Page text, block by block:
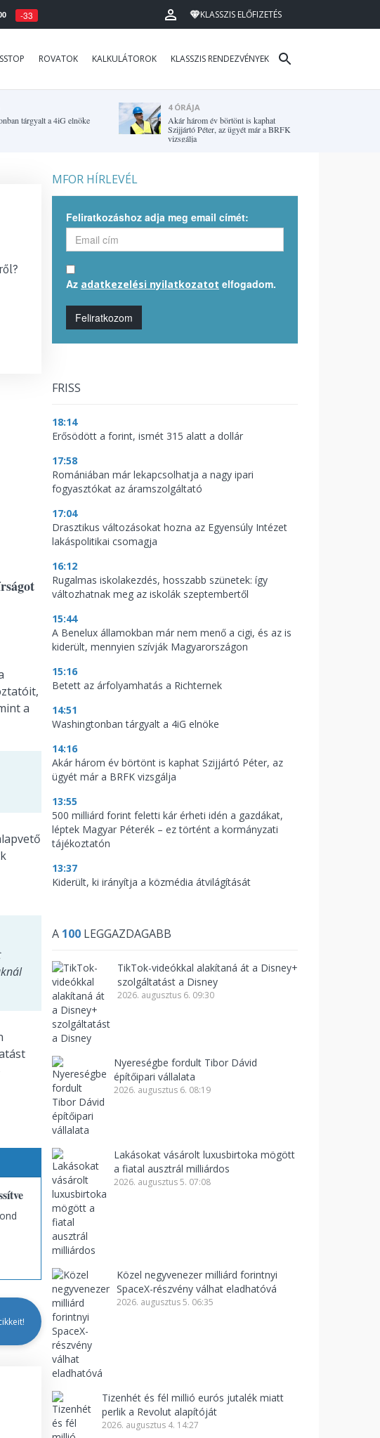
-33 KLASSZIS ELŐFIZETÉS
ROVATOK KALKULÁTOROK KLASSZIS RENDEZVÉNYEK
tárgyalt a 4iG elnöke
4 ÓRÁJA
Akár három év börtönt is kaphat
Szijjártó Péter, az ügyét már a BRFK
vizsgálja
a
MFOR HÍRLEVÉL
Feliratkozáshoz adja meg email címét:
Az adatkezelési nyilatkozatot elfogadom.
Feliratkozom
FRISS
18:14
Erősödött a forint, ismét 315 alatt a dollár
17:58
Romániában már lekapcsolhatja a nagy ipari
fogyasztókat az áramszolgáltató
17:04
Drasztikus változásokat hozna az Egyensúly Intézet
lakáspolitikai csomagja
16:12
Rugalmas iskolakezdés, hosszabb szünetek: így
változhatnak meg az iskolák szeptembertől
15:44
A Benelux államokban már nem menő a cigi, és az is
kiderült, mennyien szívják Magyarországon
15:16
Betett az árfolyamhatás a Richternek
14:51
Washingtonban tárgyalt a 4iG elnöke
14:16
Akár három év börtönt is kaphat Szijjártó Péter, az
ügyét már a BRFK vizsgálja
13:55
500 milliárd forint feletti kár érheti idén a gazdákat,
léptek Magyar Péterék – ez történt a kormányzati
tájékoztatón
13:37
Kiderült, ki irányítja a közmédia átvilágítását
A 100 LEGGAZDAGABB
TikTok-videókkal alakítaná át a Disney+
szolgáltatást a Disney
2026. augusztus 6. 09:30
Nyereségbe fordult Tibor Dávid
építőipari vállalata
2026. augusztus 6. 08:19
Lakásokat vásárolt luxusbirtoka mögött
a fiatal ausztrál milliárdos
2026. augusztus 5. 07:08
Közel negyvenezer milliárd forintnyi
SpaceX-részvény válhat eladhatóvá
2026. augusztus 5. 06:35
Tizenhét és fél millió eurós jutalék miatt
perlik a Revolut alapítóját
2026. augusztus 4. 14:27